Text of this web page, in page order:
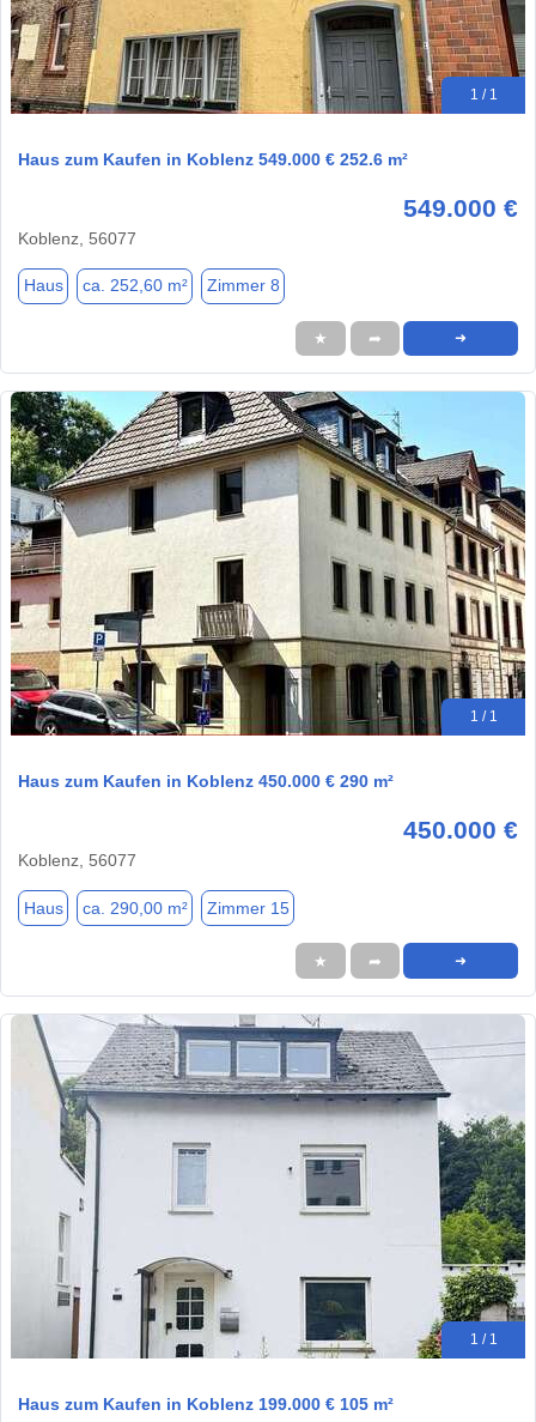
1 / 1
Haus zum Kaufen in Koblenz 549.000 € 252.6 m²
549.000 €
Koblenz, 56077
Haus ca. 252,60 m² Zimmer 8
★ ➦ ➜
1 / 1
Haus zum Kaufen in Koblenz 450.000 € 290 m²
450.000 €
Koblenz, 56077
Haus ca. 290,00 m² Zimmer 15
★ ➦ ➜
1 / 1
Haus zum Kaufen in Koblenz 199.000 € 105 m²